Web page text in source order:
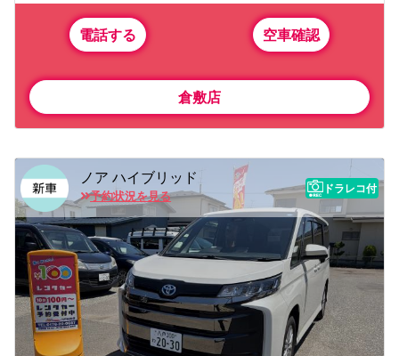
電話する 空車確認
倉敷店
ノア ハイブリッド
予約状況を見る
ドラレコ付